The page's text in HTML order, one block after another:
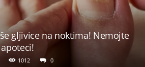
gljivice na noktima! Nemojte
1012 0